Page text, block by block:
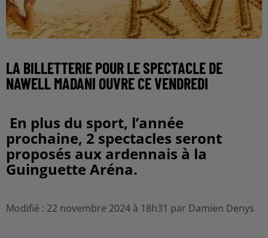
LA BILLETTERIE POUR LE SPECTACLE DE
NAWELL MADANI OUVRE CE VENDREDI
En plus du sport, l’année
prochaine, 2 spectacles seront
proposés aux ardennais à la
Guinguette Aréna.
Modifié : 22 novembre 2024 à 18h31 par Damien Denys